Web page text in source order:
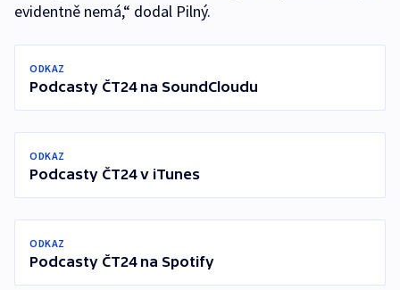
evidentně nemá,“ dodal Pilný.
ODKAZ
Podcasty ČT24 na SoundCloudu
ODKAZ
Podcasty ČT24 v iTunes
ODKAZ
Podcasty ČT24 na Spotify